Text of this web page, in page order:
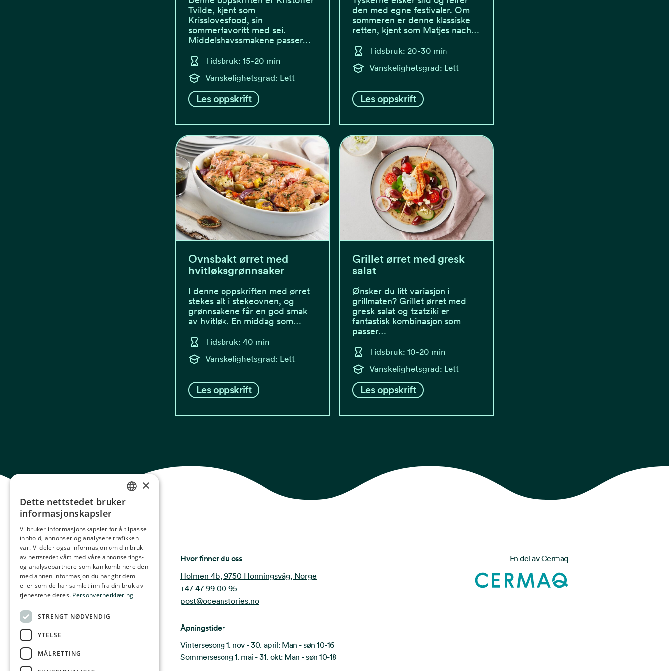
Tvilde, kjent som
Krisslovesfood, sin
sommerfavoritt med sei.
Middelshavssmakene passer…
Tidsbruk: 15-20 min
Vanskelighetsgrad: Lett
Les oppskrift
den med egne festivaler. Om
sommeren er denne klassiske
retten, kjent som Matjes nach…
Tidsbruk: 20-30 min
Vanskelighetsgrad: Lett
Les oppskrift
Ovnsbakt ørret med
hvitløksgrønnsaker
I denne oppskriften med ørret
stekes alt i stekeovnen, og
grønnsakene får en god smak
av hvitløk. En middag som…
Tidsbruk: 40 min
Vanskelighetsgrad: Lett
Les oppskrift
Grillet ørret med gresk
salat
Ønsker du litt variasjon i
grillmaten? Grillet ørret med
gresk salat og tzatziki er
fantastisk kombinasjon som
passer…
Tidsbruk: 10-20 min
Vanskelighetsgrad: Lett
Les oppskrift
Ocean Stories
Hvor finner du oss
Holmen 4b, 9750 Honningsvåg, Norge
+47 47 99 00 95
post@oceanstories.no
Åpningstider
Vintersesong 1. nov - 30. april: Man - søn 10-16
Sommersesong 1. mai - 31. okt: Man - søn 10-18
En del avCermaq
NORWEGIAN
GERMAN
FRENCH
SPANISH
FINNISH
×
Dette nettstedet bruker
informasjonskapsler
Vi bruker informasjonskapsler for å tilpasse
innhold, annonser og analysere trafikken
vår. Vi deler også informasjon om din bruk
av nettstedet vårt med våre annonserings-
og analysepartnere som kan kombinere den
med annen informasjon du har gitt dem
eller som de har samlet inn fra din bruk av
tjenestene deres. Personvernerklæring
STRENGT NØDVENDIG
YTELSE
MÅLRETTING